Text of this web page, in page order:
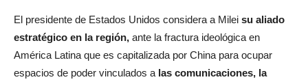
El presidente de Estados Unidos considera a Milei su aliado
estratégico en la región, ante la fractura ideológica en
América Latina que es capitalizada por China para ocupar
espacios de poder vinculados a las comunicaciones, la